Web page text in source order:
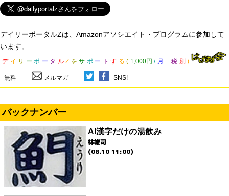
デイリーポータルZは、Amazonアソシエイト・プログラムに参加して
います。
デ イ リ ー ポ ー タ ル Z を サ ポ ー ト す る ( 1,000円 / 月 税 別 )
無料 メルマガ SNS!
バックナンバー
AI漢字だけの湯飲み
林雄司
(08.10 11:00)